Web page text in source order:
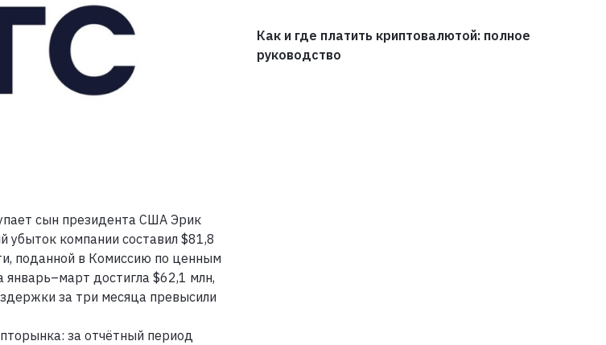
сын президента США Эрик
убыток компании составил $81,8
поданной в Комиссию по ценным
достигла $62,1 млн,
за три месяца превысили
за отчётный период
Как и где платить криптовалютой: полное
руководство